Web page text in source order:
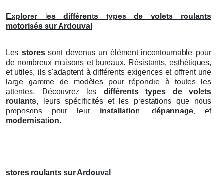
Explorer les différents types de volets roulants
motorisés sur Ardouval
Les storessont devenus un élément incontournable pour
de nombreux maisons et bureaux. Résistants, esthétiques,
et utiles, ils s'adaptent à différents exigences et offrent une
large gamme de modèles pour répondre à toutes les
attentes. Découvrez les différents types de volets
roulants, leurs spécificités et les prestations que nous
proposons pour leur installation, dépannage, et
modernisation.
stores roulants sur Ardouval